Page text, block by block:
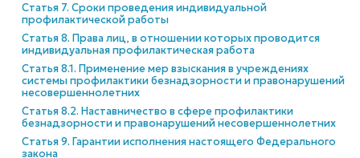
Статья 7. Сроки проведения индивидуальной
профилактической работы
Статья 8. Права лиц, в отношении которых проводится
индивидуальная профилактическая работа
Статья 8.1. Применение мер взыскания в учреждениях
системы профилактики безнадзорности и правонарушений
несовершеннолетних
Статья 8.2. Наставничество в сфере профилактики
безнадзорности и правонарушений несовершеннолетних
Статья 9. Гарантии исполнения настоящего Федерального
закона